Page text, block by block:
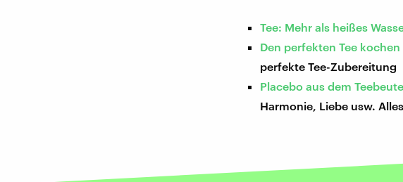
Tee: Mehr als heißes
Den perfekten Tee kochen
perfekte Tee-Zubereitung
Placebo aus dem
Harmonie, Liebe usw.